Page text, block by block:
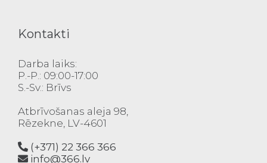
Kontakti
Darba laiks:
P.-P.: 09:00-17:00
S.-Sv.: Brīvs
Atbrīvošanas aleja 98,
Rēzekne, LV-4601
(+371) 22 366 366
info@366.lv